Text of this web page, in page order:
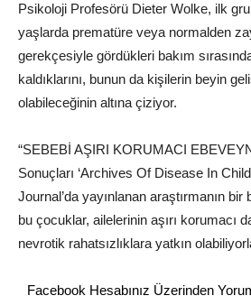
Psikoloji Profesörü Dieter Wolke, ilk
yaşlarda prematüre veya normalden
gerekçesiyle gördükleri bakım
kaldıklarını, bunun da kişilerin beyin
olabileceğinin altına çiziyor.
“SEBEBİ AŞIRI KORUMACI
Sonuçları ‘Archives Of Disease In
Journal’da yayınlanan araştırmanın
bu çocuklar, ailelerinin aşırı korumacı
nevrotik rahatsızlıklara yatkın
Facebook Hesabınız Üzerinden